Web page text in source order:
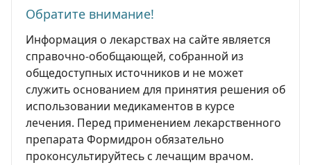
Обратите внимание!
Информация о лекарствах на сайте является
справочно-обобщающей, собранной из
общедоступных источников и не может
служить основанием для принятия решения об
использовании медикаментов в курсе
лечения. Перед применением лекарственного
препарата Формидрон обязательно
проконсультируйтесь с лечащим врачом.